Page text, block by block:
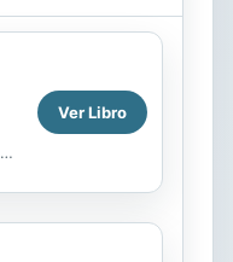
Ver Libro